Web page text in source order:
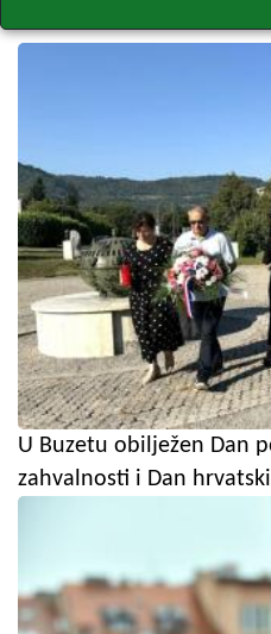
U Buzetu obilježen Dan
zahvalnosti i Dan